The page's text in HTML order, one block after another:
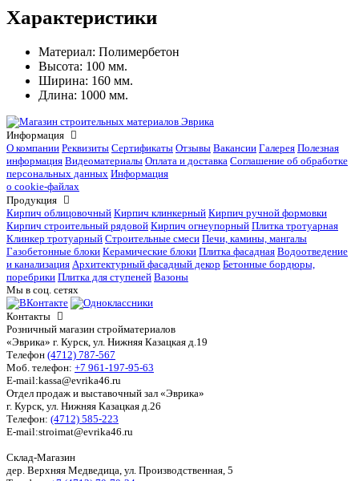
Характеристики
Материал: Полимербетон
Высота: 100 мм.
Ширина: 160 мм.
Длина: 1000 мм.
Информация
О компании Реквизиты Сертификаты Отзывы Вакансии Галерея Полезная
информация Видеоматериалы Оплата и доставка Соглашение об обработке
персональных данных Информация
о cookie-файлах
Продукция
Кирпич облицовочный Кирпич клинкерный Кирпич ручной формовки
Кирпич строительный рядовой Кирпич огнеупорный Плитка тротуарная
Клинкер тротуарный Строительные смеси Печи, камины, мангалы
Газобетонные блоки Керамические блоки Плитка фасадная Водоотведение
и канализация Архитектурный фасадный декор Бетонные бордюры,
поребрики Плитка для ступеней Вазоны
Мы в соц. сетях
Контакты
Розничный магазин стройматериалов
«Эврика» г. Курск, ул. Нижняя Казацкая д.19
Телефон (4712) 787-567
Моб. телефон: +7 961-197-95-63
E-mail:kassa@evrika46.ru
Отдел продаж и выставочный зал «Эврика»
г. Курск, ул. Нижняя Казацкая д.26
Телефон: (4712) 585-223
E-mail:stroimat@evrika46.ru
Склад-Магазин
дер. Верхняя Медведица, ул. Производственная, 5